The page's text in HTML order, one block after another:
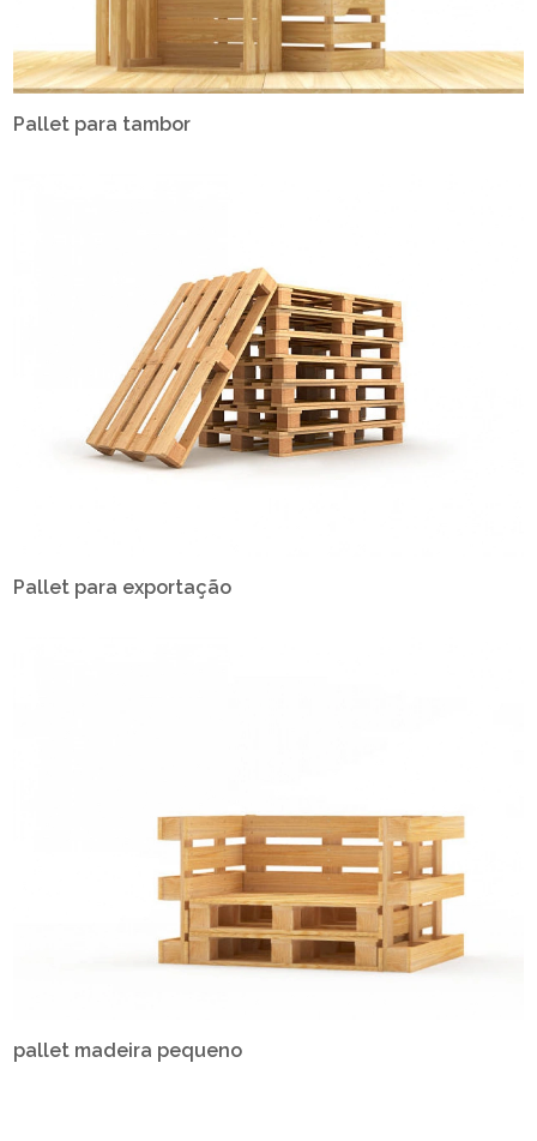
Pallet para tambor
Pallet para exportação
pallet madeira pequeno